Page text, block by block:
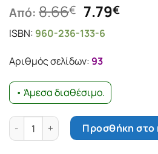
Από: 8.66€ Original
price
was:
8.66€.
7.79€Η
ISBN: 960-236-133-6
Αριθμός σελίδων:93
• Άμεσα διαθέσιμο.
Επιστρόφια ποσότηταΠροσθήκη στο